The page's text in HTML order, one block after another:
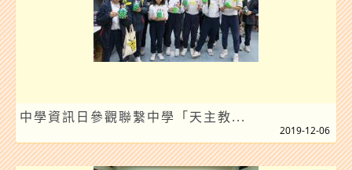
中學資訊日參觀聯繫中學「天主教...
2019-12-06